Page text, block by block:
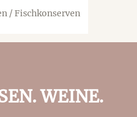
/ Fischkonserven
WEINE.